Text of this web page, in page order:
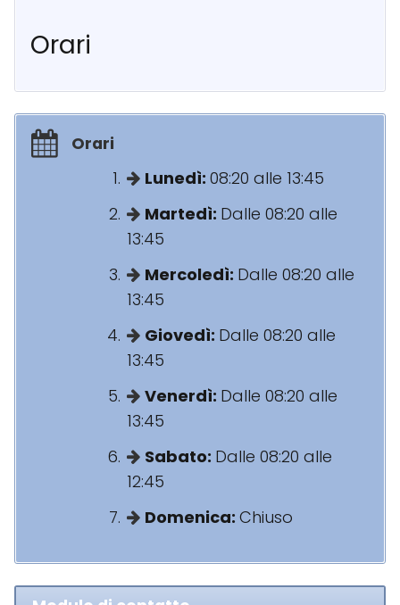
Orari
Orari
Lunedì: 08:20 alle 13:45
Martedì: Dalle 08:20 alle
13:45
Mercoledì: Dalle 08:20 alle
13:45
Giovedì: Dalle 08:20 alle
13:45
Venerdì: Dalle 08:20 alle
13:45
Sabato: Dalle 08:20 alle
12:45
Domenica: Chiuso